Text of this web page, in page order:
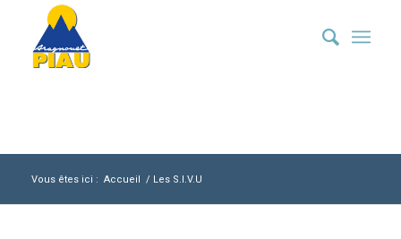
Vous êtes ici : Accueil / Les S.I.V.U